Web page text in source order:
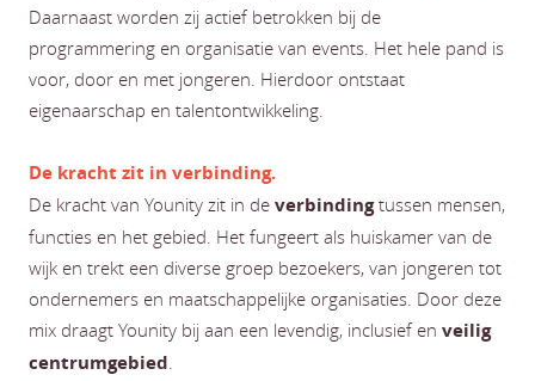
Daarnaast worden zij actief betrokken bij de
programmering en organisatie van events. Het hele pand is
voor, door en met jongeren. Hierdoor ontstaat
eigenaarschap en talentontwikkeling.
De kracht zit in verbinding.
De kracht van Younity zit in de verbindingtussen mensen,
functies en het gebied. Het fungeert als huiskamer van de
wijk en trekt een diverse groep bezoekers, van jongeren tot
ondernemers en maatschappelijke organisaties. Door deze
mix draagt Younity bij aan een levendig, inclusief en veilig
centrumgebied.